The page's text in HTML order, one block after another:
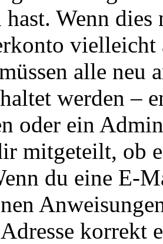
hast. Wenn
alle neu
werden –
oder ein
mitgeteilt, ob
du eine E-
korrekt